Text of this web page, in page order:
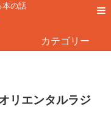
本の話
カテゴリー
リエンタルラジ